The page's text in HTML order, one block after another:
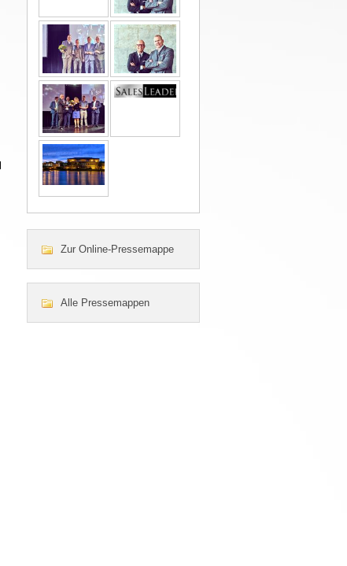
Zur Online-Pressemappe
Alle Pressemappen